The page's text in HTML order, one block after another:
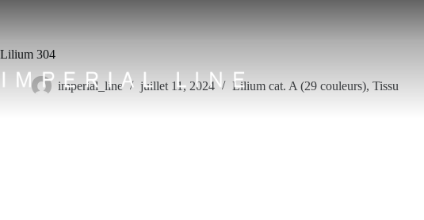
Lilium 304
imperial_line juillet 11, 2024 Lilium cat. A (29 couleurs), Tissu